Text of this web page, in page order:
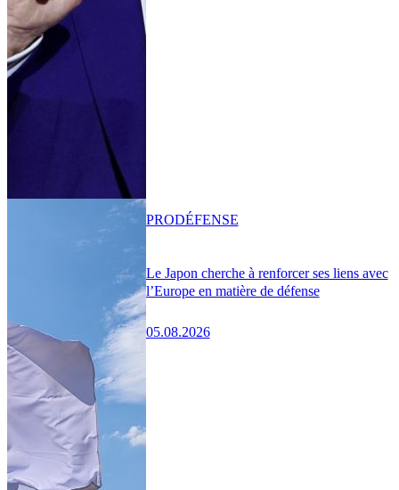
Le Japon cherche à renforcer ses liens avec
l’Europe en matière de défense
05.08.2026
PRODÉFENSE